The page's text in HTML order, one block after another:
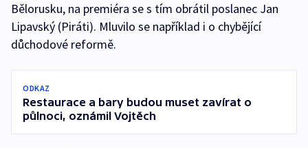
Bělorusku, na premiéra se s tím obrátil poslanec Jan
Lipavský (Piráti). Mluvilo se například i o chybějící
důchodové reformě.
ODKAZ
Restaurace a bary budou muset zavírat o
půlnoci, oznámil Vojtěch